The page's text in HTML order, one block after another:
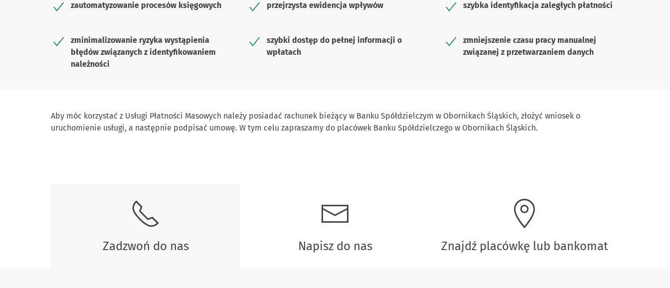
zautomatyzowanie procesów księgowych przejrzysta ewidencja wpływów szybka identyfikacja zaległych płatności
zminimalizowanie ryzyka wystąpienia
błędów związanych z identyfikowaniem
należności
szybki dostęp do pełnej informacji o
wpłatach
zmniejszenie czasu pracy manualnej
związanej z przetwarzaniem danych
Aby móc korzystać z Usługi Płatności Masowych należy posiadać rachunek bieżący w Banku Spółdzielczym w Obornikach Śląskich, złożyć wniosek o
uruchomienie usługi, a następnie podpisać umowę. W tym celu zapraszamy do placówek Banku Spółdzielczego w Obornikach Śląskich.
Zadzwoń do nas Napisz do nas Znajdź placówkę lub bankomat